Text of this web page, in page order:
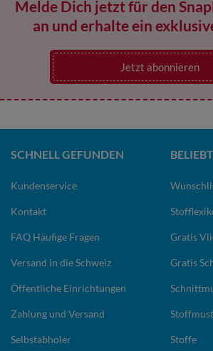
Melde Dich jetzt für den
an und erhalte ein
Jetzt abonnieren
SCHNELL GEFUNDEN
Kundenservice
Kontakt
FAQ Häufige Fragen
Versand in die Schweiz
Öffentliche Einrichtungen
Zahlung und Versand
Selbstabholer
BELIEBT
Gratis
Gratis
Stoffe